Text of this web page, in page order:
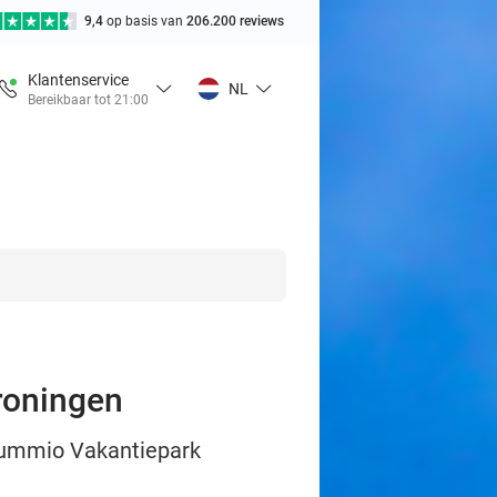
9,4 op basis van 206.200 reviews
Klantenservice
Bereikbaar tot 21:00
NL
Vakantiepark